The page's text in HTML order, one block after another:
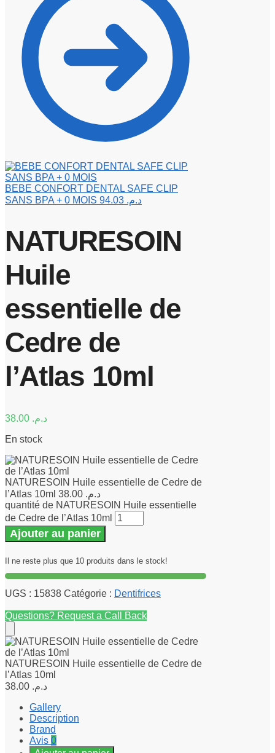
BEBE CONFORT DENTAL SAFE CLIP
SANS BPA + 0 MOIS
د.م.
NATURESOIN
Huile
essentielle de
Cedre de
l’Atlas 10ml
د.م.
En stock
NATURESOIN Huile essentielle de Cedre de
l’Atlas 10ml
د.م.
quantité de NATURESOIN Huile essentielle
de Cedre de l’Atlas 10ml
Ajouter au panier
Il ne reste plus que 10 produits dans le stock!
UGS : 15838 Catégorie : Dentifrices
Questions? Request a Call Back
NATURESOIN Huile essentielle de Cedre de
l’Atlas 10ml
د.م.
Gallery
Description
Brand
Avis 0